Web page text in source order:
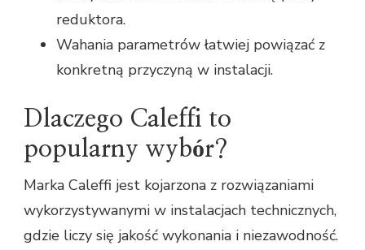
reduktora.
Wahania parametrów łatwiej powiązać z
konkretną przyczyną w instalacji.
Dlaczego Caleffi to
popularny wybór?
Marka Caleffi jest kojarzona z rozwiązaniami
wykorzystywanymi w instalacjach technicznych,
gdzie liczy się jakość wykonania i niezawodność.